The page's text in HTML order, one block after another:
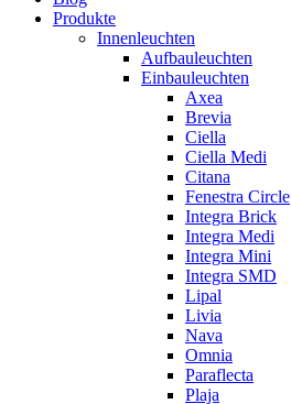
Produkte
Innenleuchten
Aufbauleuchten
Einbauleuchten
Axea
Brevia
Ciella
Ciella Medi
Citana
Fenestra Circle
Integra Brick
Integra Medi
Integra Mini
Integra SMD
Lipal
Livia
Nava
Omnia
Paraflecta
Plaja